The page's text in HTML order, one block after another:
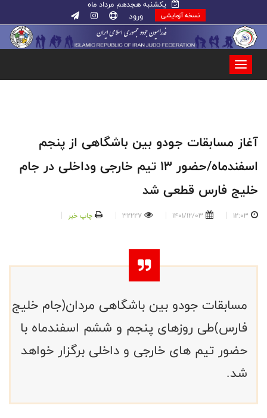
یکشنبه هجدهم مرداد ماه
نسخه آزمایشی ورود
آغاز مسابقات جودو بین باشگاهی از پنجم
اسفندماه/حضور ۱۳ تیم خارجی و‌داخلی در جام
خلیج فارس قطعی شد
12:03
1401/12/03
32227 چاپ خبر
مسابقات جودو بین باشگاهی مردان(جام خلیج
فارس)طی روزهای پنجم و ششم اسفندماه با
حضور تیم های خارجی و داخلی برگزار خواهد
شد.